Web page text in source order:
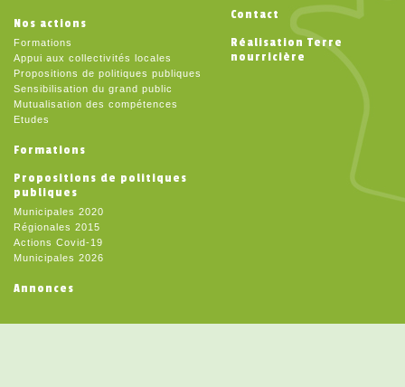
Nos actions
Formations
Appui aux collectivités locales
Propositions de politiques publiques
Sensibilisation du grand public
Mutualisation des compétences
Etudes
Formations
Propositions de politiques
publiques
Municipales 2020
Régionales 2015
Actions Covid-19
Municipales 2026
Annonces
Contact
Réalisation Terre
nourricière